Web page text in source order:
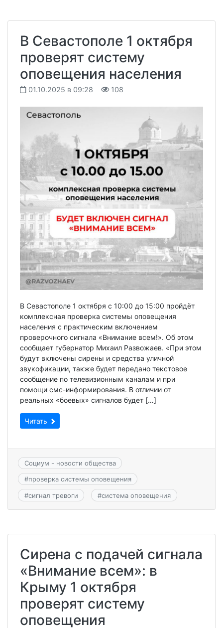
В Севастополе 1 октября
проверят систему
оповещения населения
01.10.2025 в 09:28 108
В Севастополе 1 октября с 10:00 до 15:00 пройдёт
комплексная проверка системы оповещения
населения с практическим включением
проверочного сигнала «Внимание всем!». Об этом
сообщает губернатор Михаил Развожаев. «При этом
будут включены сирены и средства уличной
звукофикации, также будет передано текстовое
сообщение по телевизионным каналам и при
помощи смс-информирования. В отличии от
реальных «боевых» сигналов будет […]
Читать
Социум - новости общества
#проверка системы оповещения
#сигнал тревоги #система оповещения
Сирена с подачей сигнала
«Внимание всем»: в
Крыму 1 октября
проверят систему
оповещения